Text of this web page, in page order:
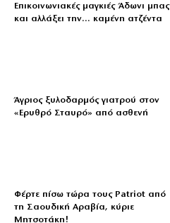
Επικοινωνιακές μαγκιές Άδωνι μπας
και αλλάξει την… καμένη ατζέντα
Άγριος ξυλοδαρμός γιατρού στον
«Ερυθρό Σταυρό» από ασθενή
Φέρτε πίσω τώρα τους Patriot από
τη Σαουδική Αραβία, κύριε
Μητσοτάκη!